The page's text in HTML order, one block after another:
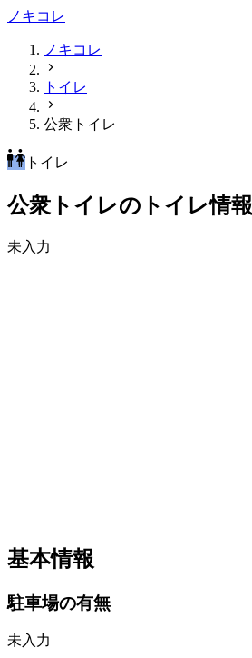
ノキコレ
ノキコレ
トイレ
公衆トイレ
トイレ
公衆トイレのトイレ情報
未入力
基本情報
駐車場の有無
未入力